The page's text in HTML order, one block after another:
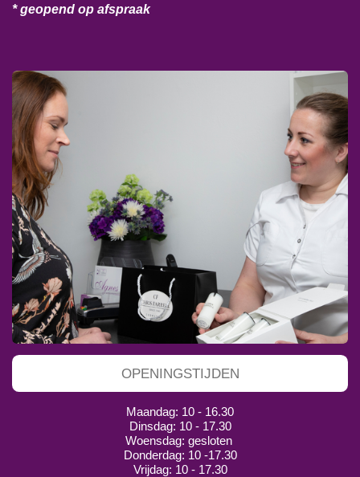
* geopend op afspraak
OPENINGSTIJDEN
Maandag: 10 - 16.30
Dinsdag: 10 - 17.30
Woensdag: gesloten
Donderdag: 10 -17.30
Vrijdag: 10 - 17.30